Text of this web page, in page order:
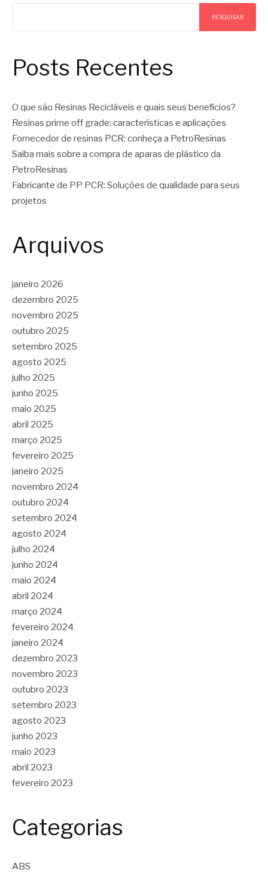
PESQUISAR
Posts Recentes
O que são Resinas Recicláveis e quais seus benefícios?
Resinas prime off grade: características e aplicações
Fornecedor de resinas PCR: conheça a PetroResinas
Saiba mais sobre a compra de aparas de plástico da
PetroResinas
Fabricante de PP PCR: Soluções de qualidade para seus
projetos
Arquivos
janeiro 2026
dezembro 2025
novembro 2025
outubro 2025
setembro 2025
agosto 2025
julho 2025
junho 2025
maio 2025
abril 2025
março 2025
fevereiro 2025
janeiro 2025
novembro 2024
outubro 2024
setembro 2024
agosto 2024
julho 2024
junho 2024
maio 2024
abril 2024
março 2024
fevereiro 2024
janeiro 2024
dezembro 2023
novembro 2023
outubro 2023
setembro 2023
agosto 2023
junho 2023
maio 2023
abril 2023
fevereiro 2023
Categorias
ABS